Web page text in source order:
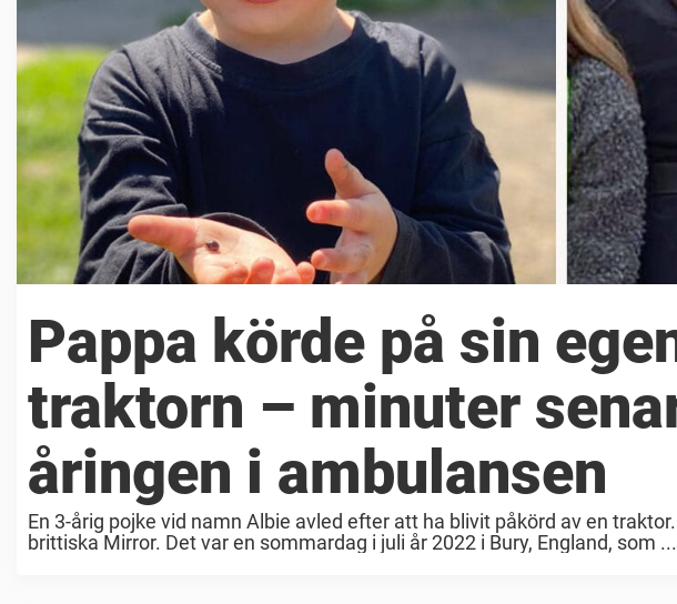
Pappa körde på sin
traktorn – minuter
åringen i ambulansen
En 3-årig pojke vid namn Albie avled efter att ha blivit påkörd av en
brittiska Mirror. Det var en sommardag i juli år 2022 i Bury, England, som ...